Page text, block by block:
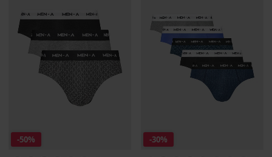
-50% -30%